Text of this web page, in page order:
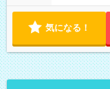
気になる！